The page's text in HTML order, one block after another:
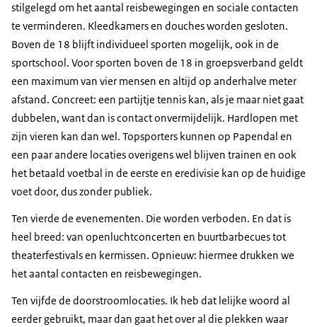
stilgelegd om het aantal reisbewegingen en sociale contacten
te verminderen. Kleedkamers en douches worden gesloten.
Boven de 18 blijft individueel sporten mogelijk, ook in de
sportschool. Voor sporten boven de 18 in groepsverband geldt
een maximum van vier mensen en altijd op anderhalve meter
afstand. Concreet: een partijtje tennis kan, als je maar niet gaat
dubbelen, want dan is contact onvermijdelijk. Hardlopen met
zijn vieren kan dan wel. Topsporters kunnen op Papendal en
een paar andere locaties overigens wel blijven trainen en ook
het betaald voetbal in de eerste en eredivisie kan op de huidige
voet door, dus zonder publiek.
Ten vierde de evenementen. Die worden verboden. En dat is
heel breed: van openluchtconcerten en buurtbarbecues tot
theaterfestivals en kermissen. Opnieuw: hiermee drukken we
het aantal contacten en reisbewegingen.
Ten vijfde de doorstroomlocaties. Ik heb dat lelijke woord al
eerder gebruikt, maar dan gaat het over al die plekken waar